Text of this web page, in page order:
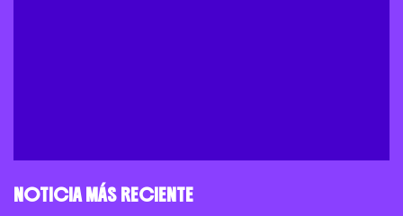
NOTICIA MÁS RECIENTE